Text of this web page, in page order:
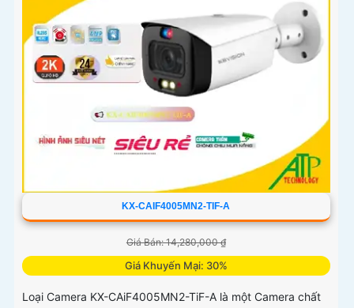
KX-CAIF4005MN2-TIF-A
Giá Bán: 14,280,000 ₫
Giá Khuyến Mại: 30%
Loại Camera KX-CAiF4005MN2-TiF-A là một Camera chất